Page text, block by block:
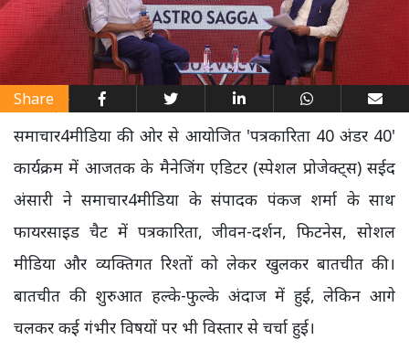
Share
समाचार4मीडिया की ओर से आयोजित 'पत्रकारिता 40 अंडर 40'
कार्यक्रम में आजतक के मैनेजिंग एडिटर (स्पेशल प्रोजेक्ट्स) सईद
अंसारी ने समाचार4मीडिया के संपादक पंकज शर्मा के साथ
फायरसाइड चैट में पत्रकारिता, जीवन-दर्शन, फिटनेस, सोशल
मीडिया और व्यक्तिगत रिश्तों को लेकर खुलकर बातचीत की।
बातचीत की शुरुआत हल्के-फुल्के अंदाज में हुई, लेकिन आगे
चलकर कई गंभीर विषयों पर भी विस्तार से चर्चा हुई।